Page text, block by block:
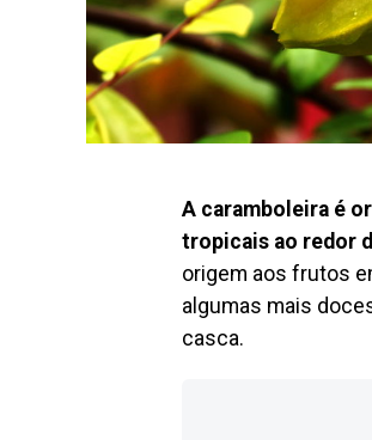
A caramboleira é
tropicais ao redor
origem aos frutos
algumas mais
casca.